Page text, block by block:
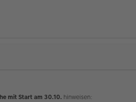
mit Start am 30.10. hinweisen: